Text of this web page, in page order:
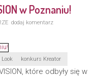
w Poznaniu!
dodaj komentarz
Look konkurs Kreator
które odbyły się w